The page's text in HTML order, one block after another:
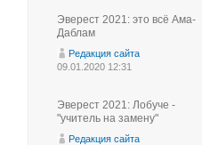
Эверест 2021: это всё Ама-
Даблам
Редакция сайта
09.01.2020 12:31
Эверест 2021: Лобуче -
"учитель на замену"
Редакция сайта